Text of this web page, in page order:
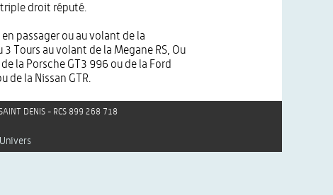
droit réputé.
passager ou au volant de la
3 Tours au volant de la Megane RS, Ou
la Porsche GT3 996 ou de la Ford
de la Nissan GTR.
DENIS - RCS 899 268 718